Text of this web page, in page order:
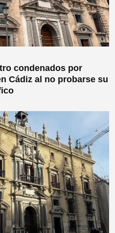
condenados por
Cádiz al no probarse su